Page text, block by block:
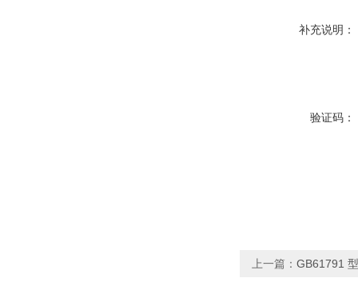
补充说明：
验证码：
上一篇： GB61791